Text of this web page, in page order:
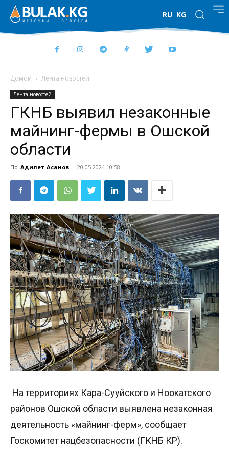
RU KG
Домой Лента новостей
Лента новостей
ГКНБ выявил незаконные
майнинг-фермы в Ошской
области
По Адилет Асанов - 20.05.2024 10:58
На территориях Кара-Сууйского и Ноокатского
районов Ошской области выявлена незаконная
деятельность «майнинг-ферм», сообщает
Госкомитет нацбезопасности (ГКНБ КР).